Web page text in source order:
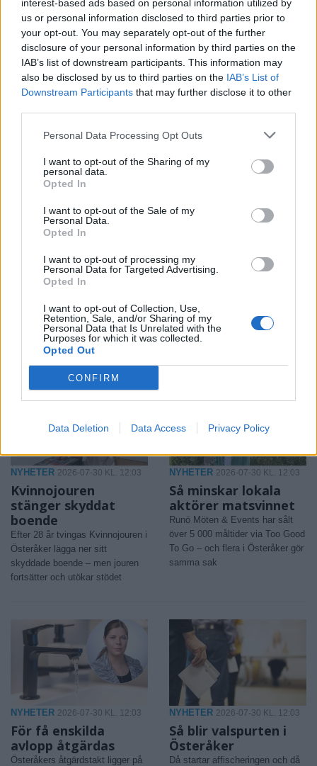
interest-based ads based on personal information utilized by
us or personal information disclosed to third parties prior to
your opt-out. You may separately opt-out of the further
disclosure of your personal information by third parties on the
IAB’s list of downstream participants. This information may
also be disclosed by us to third parties on the IAB’s List of
Downstream Participants that may further disclose it to other
Personal Data Processing Opt Outs
I want to opt-out of the Sharing of my
personal data.
Opted In
I want to opt-out of the Sale of my
Personal Data.
Opted In
I want to opt-out of processing my
Personal Data for Targeted Advertising.
Opted In
I want to opt-out of Collection, Use,
Retention, Sale, and/or Sharing of my
Personal Data that Is Unrelated with the
Purposes for which it was collected.
Opted Out
CONFIRM
Data Deletion Data Access Privacy Policy
Sveriges snabbaste
hundar gjorde upp i
Åkersberga
SM i hundkapplöpning ägde rum
på Åkers Kanal Greyhound Park
med hundra tävlande hundar
för Alice och Ove
Skånstaryttaren såg lärdomarna
som den stora vinsten efter
debuten på mästerskapsnivå
2026-07-30 KL. 12:03
United vill fortsätta
spelartapp
Efter en stark avslutning på
vårsäsongen lämnade Österåker
United det akuta bottenträsket
KULTUR 2026-07-30 KL. 12:03
känner igen sig
NYHETER 2026-07-30 KL. 12:03
Kvinnojouren
stänger skyddat
boende
Efter 28 år tvingas Kvinnojouren i
Österåker lägga ner sitt
skyddade boende – men jouren
fortsätter och utökar stödet
NYHETER 2026-07-30 KL. 12:03
Så minskar lokala
aktörer matsvinnet
Runö Möten & Events har sålt
över 5 000 måltider via Too Good
To Go – och flera i Österåker gör
samma sak
NYHETER 2026-07-30 KL. 12:03
För få enskilda
avlopp åtgärdas
Österåkers åtgärdstakt ligger på
NYHETER 2026-07-30 KL. 12:03
Så blir valspurten i
Österåker
Då startar affischeringen och då